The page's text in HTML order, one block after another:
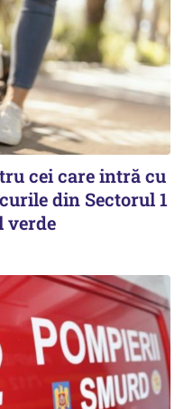
cei care intră cu
din Sectorul 1
verde